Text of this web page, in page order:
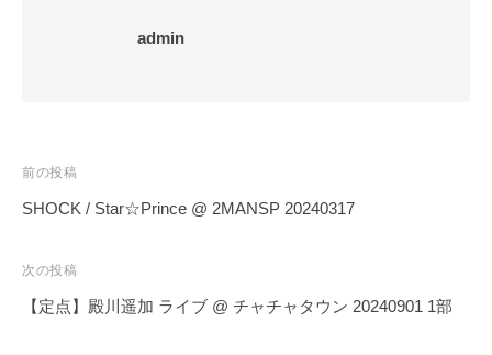
admin
投
稿
ビ
ゲ
前の投稿
SHOCK / Star☆Prince @ 2MANSP 20240317
次の投稿
【定点】殿川遥加 ライブ @ チャチャタウン 20240901 1部